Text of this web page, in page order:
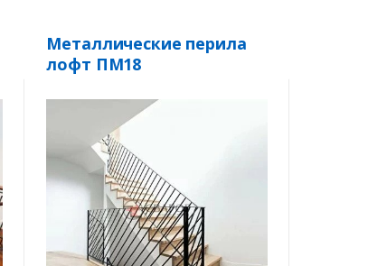
Металлические перила
лофт ПМ18